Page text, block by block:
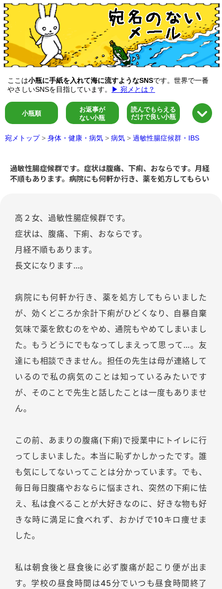
ここは小瓶に手紙を入れて海に流すようなSNSです。世界で一番
やさしいSNSを目指しています。
▶ 宛メとは？
小瓶順
お返事が
ない小瓶
読んでもらえる
だけで良い小瓶
宛メトップ > 身体・健康・病気 > 病気 > 過敏性腸症候群・IBS
過敏性腸症候群です。症状は腹痛、下痢、おならです。月経
不順もあります。病院にも何軒か行き、薬を処方してもらい
高２女、過敏性腸症候群です。
症状は、腹痛、下痢、おならです。
月経不順もあります。
長文になります…。
病院にも何軒か行き、薬を処方してもらいました
が、効くどころか余計下痢がひどくなり、自暴自棄
気味で薬を飲むのをやめ、通院もやめてしまいまし
た。もうどうにでもなってしまえって思って…。友
達にも相談できません。担任の先生は母が連絡して
いるので私の病気のことは知っているみたいです
が、そのことで先生と話したことは一度もありませ
ん。
この前、あまりの腹痛(下痢)で授業中にトイレに行
ってしまいました。本当に恥ずかしかったです。誰
も気にしてないってことは分かっています。でも、
毎日毎日腹痛やおならに悩まされ、突然の下痢に怯
え、私は食べることが大好きなのに、好きな物も好
きな時に満足に食べれず、おかげで10キロ痩せま
した。
私は朝食後と昼食後に必ず腹痛が起こり便が出ま
す。学校の昼食時間は45分でいつも昼食時間終了